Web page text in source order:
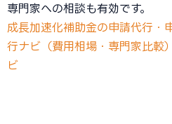
専門家への相談も有効です。
成長加速化補助金の申請代行・
行ナビ（費用相場・専門家比較）
ビ